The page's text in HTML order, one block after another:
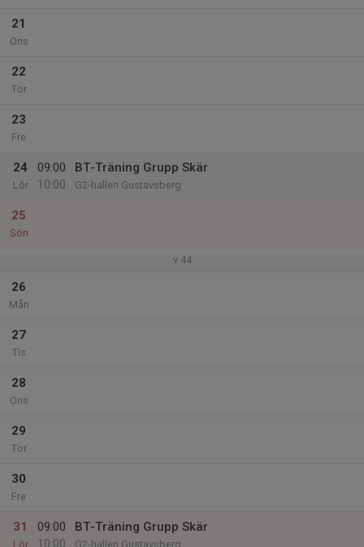
21
Ons
22
Tor
23
Fre
24
Lör
09:00
10:00
BT-Träning Grupp Skär
G2-hallen Gustavsberg
25
Sön
v.44
26
Mån
27
Tis
28
Ons
29
Tor
30
Fre
31
Lör
09:00
10:00
BT-Träning Grupp Skär
G2-hallen Gustavsberg